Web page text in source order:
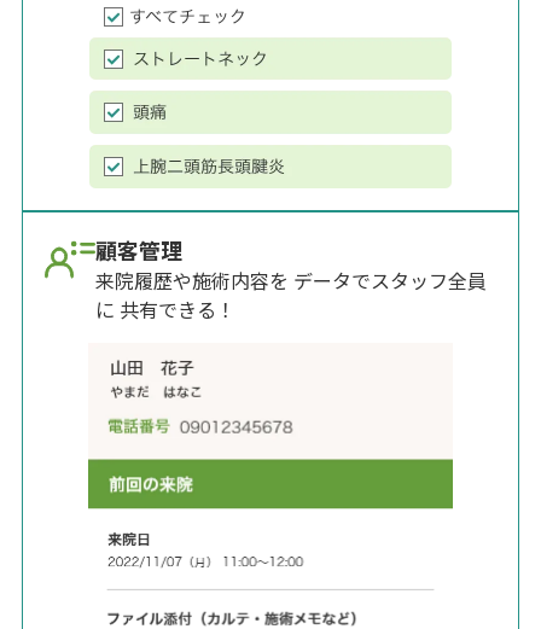
顧客管理
来院履歴や施術内容を データでスタッフ全員
に 共有できる！